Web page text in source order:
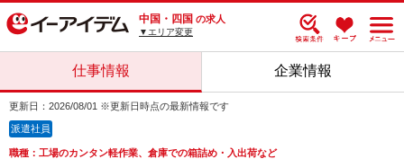
中国・四国 の求人
▼エリア変更
仕事情報 企業情報
更新日：2026/08/01 ※更新日時点の最新情報です
派遣社員
職種：工場のカンタン軽作業、倉庫での箱詰め・入出荷など